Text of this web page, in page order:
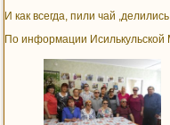
И как всегда, пили чай
По информации